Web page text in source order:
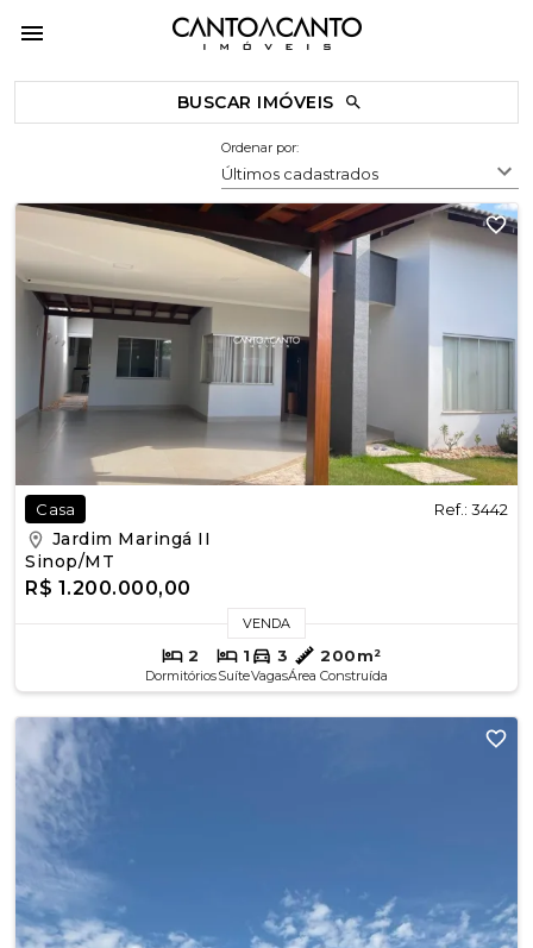
BUSCAR IMÓVEIS
Ordenar por:
Últimos cadastrados
Casa Ref.: 3442
Jardim Maringá II
Sinop/MT
R$ 1.200.000,00
VENDA
2
Dormitórios
1
Suíte
3
Vagas
200m²
Área Construída